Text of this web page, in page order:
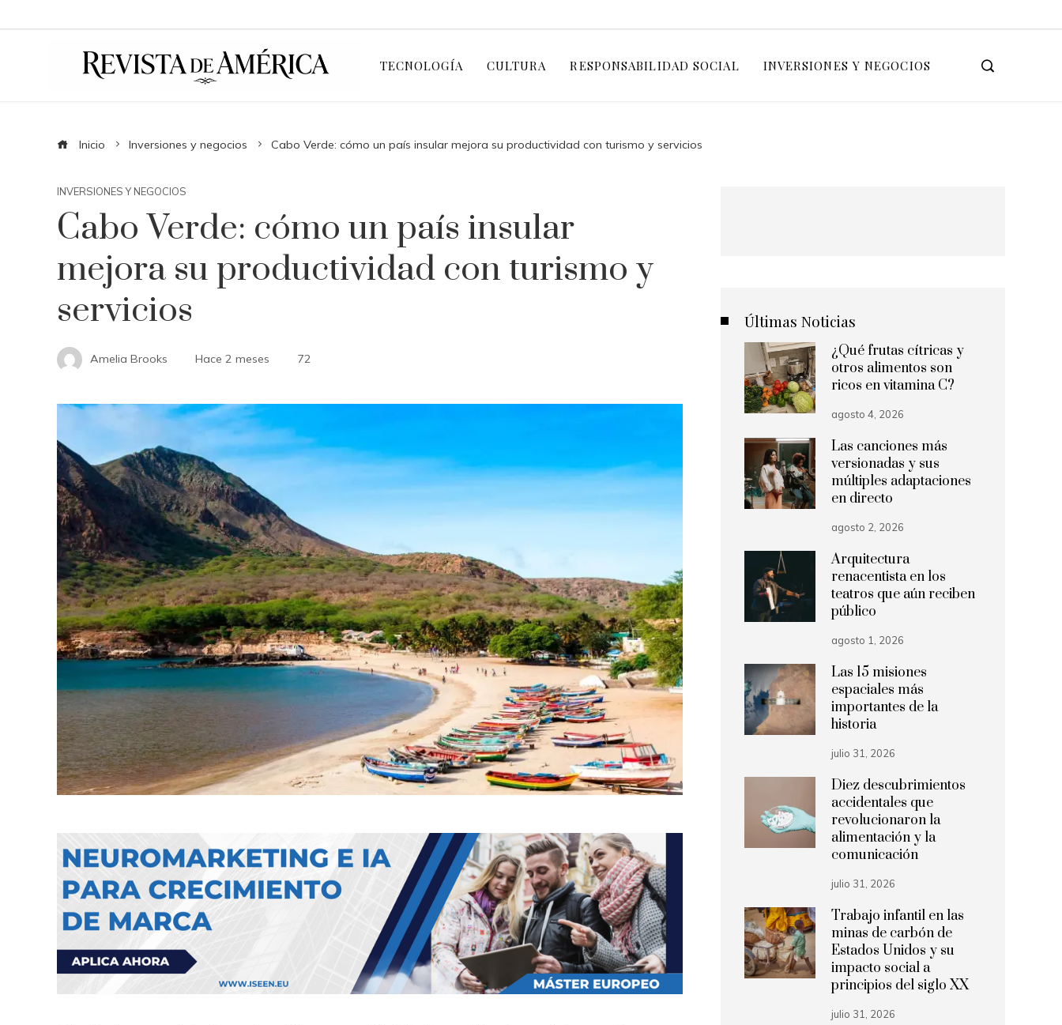
TECNOLOGÍA CULTURA RESPONSABILIDAD SOCIAL INVERSIONES Y NEGOCIOS
Inicio Inversiones y negocios Cabo Verde: cómo un país insular mejora su productividad con turismo y servicios
INVERSIONES Y NEGOCIOS
Cabo Verde: cómo un país insular
mejora su productividad con turismo y
servicios
Amelia Brooks Hace 2 meses 72
Últimas Noticias
¿Qué frutas cítricas y
otros alimentos son
ricos en vitamina C?
agosto 4, 2026
Las canciones más
versionadas y sus
múltiples adaptaciones
en directo
agosto 2, 2026
Arquitectura
renacentista en los
teatros que aún reciben
público
agosto 1, 2026
Las 15 misiones
espaciales más
importantes de la
historia
julio 31, 2026
Diez descubrimientos
accidentales que
revolucionaron la
alimentación y la
comunicación
julio 31, 2026
Trabajo infantil en las
minas de carbón de
Estados Unidos y su
impacto social a
principios del siglo XX
julio 31, 2026